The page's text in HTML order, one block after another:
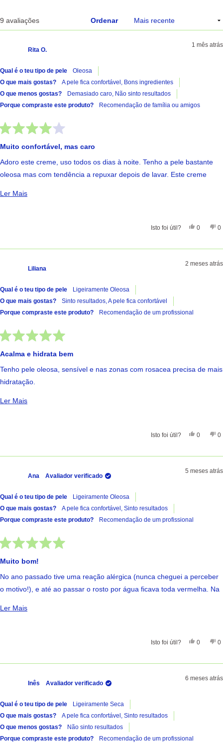
9 avaliações Ordenar
Rita O.
1 mês atrás
Qual é o teu tipo de pele
Oleosa
O que mais gostas?
A pele fica confortável, Bons ingredientes
O que menos gostas?
Demasiado caro, Não sinto resultados
Porque compraste este produto?
Recomendação de família ou amigos
Muito confortável, mas caro
Adoro este creme, uso todos os dias à noite. Tenho a pele bastante
oleosa mas com tendência a repuxar depois de lavar. Este creme
mesmo o preço para a quantidade que traz. Sinto que acabo muito
Ler MaisLer Mais Sobre Esta Avaliação
Isto foi útil? Sim,
0 0
Liliana
2 meses atrás
Qual é o teu tipo de pele
Ligeiramente Oleosa
O que mais gostas?
Sinto resultados, A pele fica confortável
Porque compraste este produto?
Recomendação de um profissional
Acalma e hidrata bem
Tenho pele oleosa, sensível e nas zonas com rosacea precisa de mais
hidratação.
Ler MaisLer Mais Sobre Esta Avaliação
Isto foi útil? Sim,
0 0
Ana Avaliador verificado
5 meses atrás
Qual é o teu tipo de pele
Ligeiramente Oleosa
O que mais gostas?
A pele fica confortável, Sinto resultados
Porque compraste este produto?
Recomendação de um profissional
Muito bom!
No ano passado tive uma reação alérgica (nunca cheguei a perceber
o motivo!), e até ao passar o rosto por água ficava toda vermelha. Na
minutos depois de aplicar senti logo um alívio e, com o passar das
usar, até por medo que o problema voltasse, mas posso dizer que
Ler MaisLer Mais Sobre Esta Avaliação
Isto foi útil? Sim,
0 0
Inês Avaliador verificado
6 meses atrás
Qual é o teu tipo de pele
Ligeiramente Seca
O que mais gostas?
A pele fica confortável, Sinto resultados
O que menos gostas?
Não sinto resultados
Porque compraste este produto?
Recomendação de um profissional
A carregar...